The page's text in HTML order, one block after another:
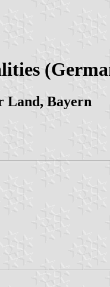
Land, Bayern